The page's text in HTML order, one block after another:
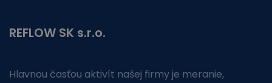
REFLOW SK s.r.o.
Hlavnou časťou aktivít našej firmy je meranie,